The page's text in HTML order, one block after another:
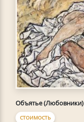
Объятье (Любовники)
СТОИМОСТЬ